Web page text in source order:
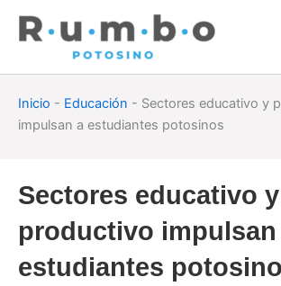
Inicio - Educación - Sectores educativo y
impulsan a estudiantes potosinos
Sectores educativo y
productivo impulsan
estudiantes